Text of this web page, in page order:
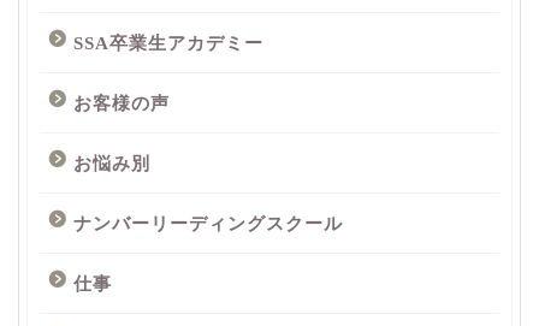
SSA卒業生アカデミー
お客様の声
お悩み別
ナンバーリーディングスクール
仕事